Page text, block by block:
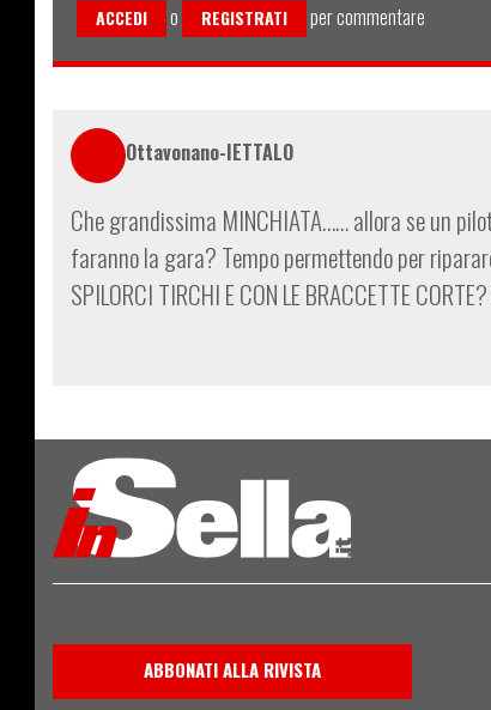
ACCEDI o REGISTRATI per commentare
Ottavonano-IETTALO
Che grandissima MINCHIATA…… allora se un
faranno la gara? Tempo permettendo per
SPILORCI TIRCHI E CON LE BRACCETTE
ABBONATI ALLA RIVISTA